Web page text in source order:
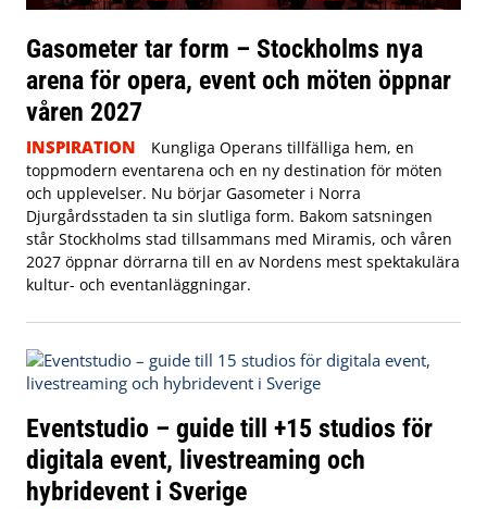
Gasometer tar form – Stockholms nya
arena för opera, event och möten öppnar
våren 2027
INSPIRATION
Kungliga Operans tillfälliga hem, en
toppmodern eventarena och en ny destination för möten
och upplevelser. Nu börjar Gasometer i Norra
Djurgårdsstaden ta sin slutliga form. Bakom satsningen
står Stockholms stad tillsammans med Miramis, och våren
2027 öppnar dörrarna till en av Nordens mest spektakulära
kultur- och eventanläggningar.
Eventstudio – guide till +15 studios för
digitala event, livestreaming och
hybridevent i Sverige